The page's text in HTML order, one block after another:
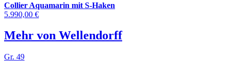
Collier Aquamarin mit S-Haken
5.990,00 €
Mehr von Wellendorff
Gr. 49